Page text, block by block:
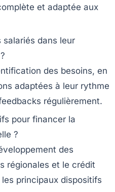
et adaptée aux
salariés dans leur
des besoins, en
adaptées à leur rythme
régulièrement.
pour financer la
?
des
régionales et le crédit
principaux dispositifs